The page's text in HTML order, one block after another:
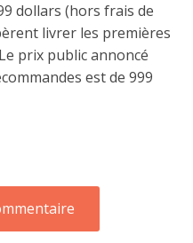
dollars (hors frais de
livrer les premières
prix public annoncé
est de 999